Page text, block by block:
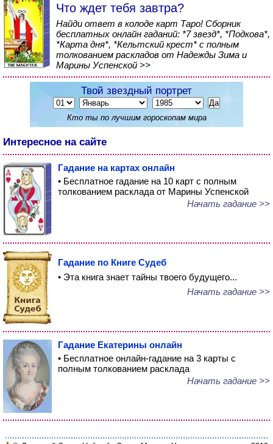
Что ждет тебя завтра?
Найди ответ в колоде карт Таро! Сборник
бесплатных онлайн гаданий: *7 звезд*, *Подкова*,
*Карта дня*, *Кельтский крест* с полным
толкованием раскладов от Надежды Зима и
Марины Успенской >>
Твой звездный портрет
Кто ты по лучшим гороскопам мира
Интересное на сайте
Гадание на картах онлайн
• Бесплатное гадание на 10 карт с полным
толкованием расклада от Марины Успенской
Начать гадание >>
Гадание по Книге Судеб
• Эта книга знает тайны твоего будущего...
Начать гадание >>
Гадание Екатерины онлайн
• Бесплатное онлайн-гадание на 3 карты с
полным толкованием расклада
Начать гадание >>